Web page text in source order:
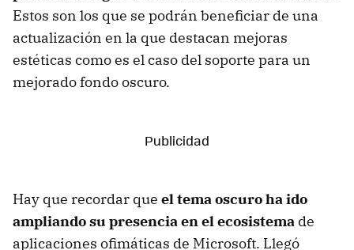
Estos son los que se podrán beneficiar de una
actualización en la que destacan mejoras
estéticas como es el caso del soporte para un
mejorado fondo oscuro.
Hay que recordar que el tema oscuro ha ido
ampliando su presencia en el ecosistema de
aplicaciones ofimáticas de Microsoft. Llegó